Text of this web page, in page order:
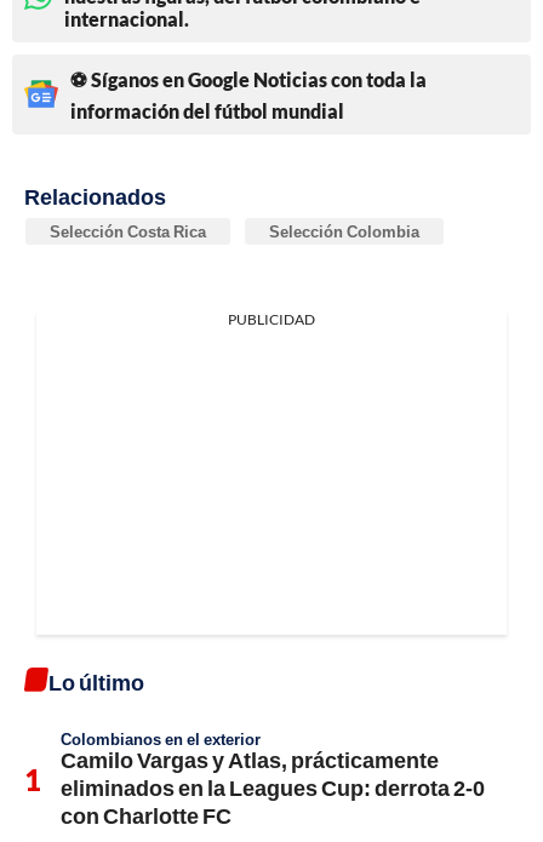
internacional.
⚽ Síganos en Google Noticias con toda la
información del fútbol mundial
Relacionados
Selección Costa Rica Selección Colombia
PUBLICIDAD
Lo último
Colombianos en el exterior
Camilo Vargas y Atlas, prácticamente
eliminados en la Leagues Cup: derrota 2-0
con Charlotte FC